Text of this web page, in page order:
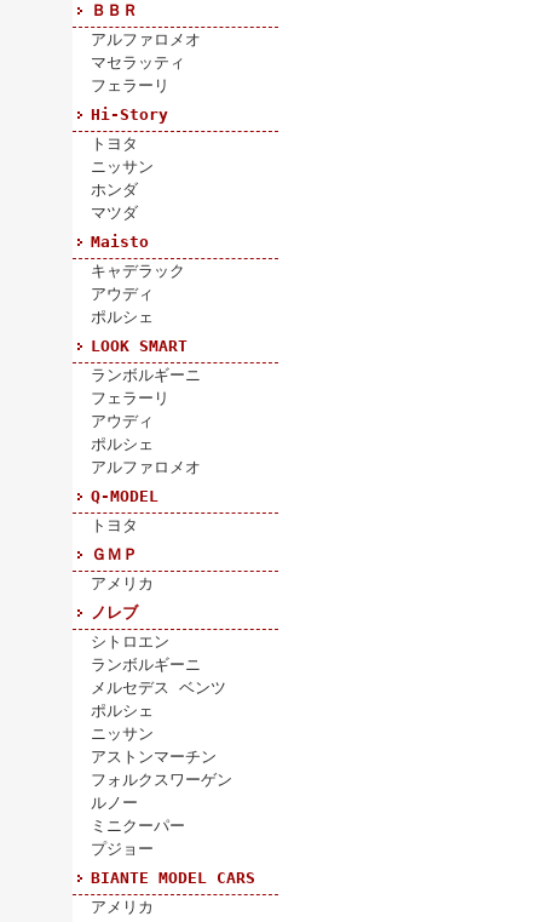
ＢＢＲ
アルファロメオ
マセラッティ
フェラーリ
Hi-Story
トヨタ
ニッサン
ホンダ
マツダ
Maisto
キャデラック
アウディ
ポルシェ
LOOK SMART
ランボルギーニ
フェラーリ
アウディ
ポルシェ
アルファロメオ
Q-MODEL
トヨタ
ＧＭＰ
アメリカ
ノレブ
シトロエン
ランボルギーニ
メルセデス ベンツ
ポルシェ
ニッサン
アストンマーチン
フォルクスワーゲン
ルノー
ミニクーパー
プジョー
BIANTE MODEL CARS
アメリカ